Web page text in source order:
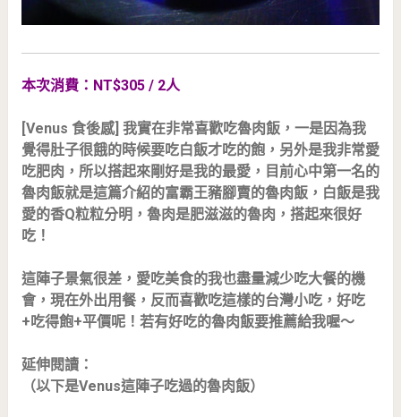
本次消費：NT$305 / 2人
[Venus 食後感] 我實在非常喜歡吃魯肉飯，一是因為我
覺得肚子很餓的時候要吃白飯才吃的飽，另外是我非常愛
吃肥肉，所以搭起來剛好是我的最愛，目前心中第一名的
魯肉飯就是這篇介紹的富霸王豬腳賣的魯肉飯，白飯是我
愛的香Q粒粒分明，魯肉是肥滋滋的魯肉，搭起來很好
吃！
這陣子景氣很差，愛吃美食的我也盡量減少吃大餐的機
會，現在外出用餐，反而喜歡吃這樣的台灣小吃，好吃
+吃得飽+平價呢！若有好吃的魯肉飯要推薦給我喔～
延伸閱讀：
（以下是Venus這陣子吃過的魯肉飯）